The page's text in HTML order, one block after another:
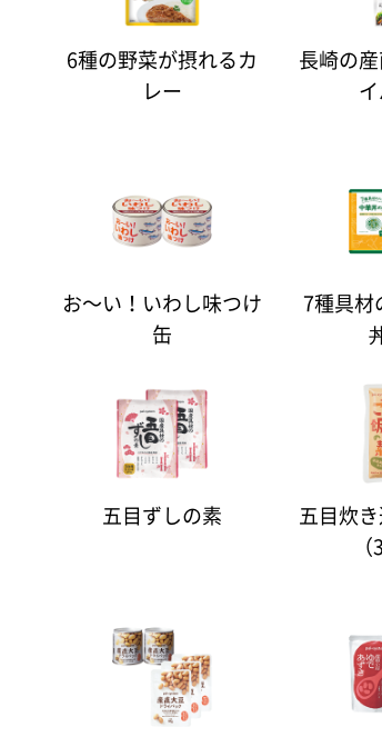
6種の野菜が摂れるカ
レー
長崎の
お〜い！いわし味つけ
缶
7種具材
五目ずしの素
五目炊
（